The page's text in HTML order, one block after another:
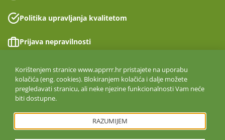
Politika upravljanja kvalitetom
Prijava nepravilnosti
Izjava o pristupačnosti
Politika informacijske sigurnosti
ISO 27001:2022
Korištenjem stranice www.apprrr.hr pristajete na uporabu
kolačića (eng. cookies). Blokiranjem kolačića i dalje možete
pregledavati stranicu, ali neke njezine funkcionalnosti Vam neće
biti dostupne.
RAZUMIJEM